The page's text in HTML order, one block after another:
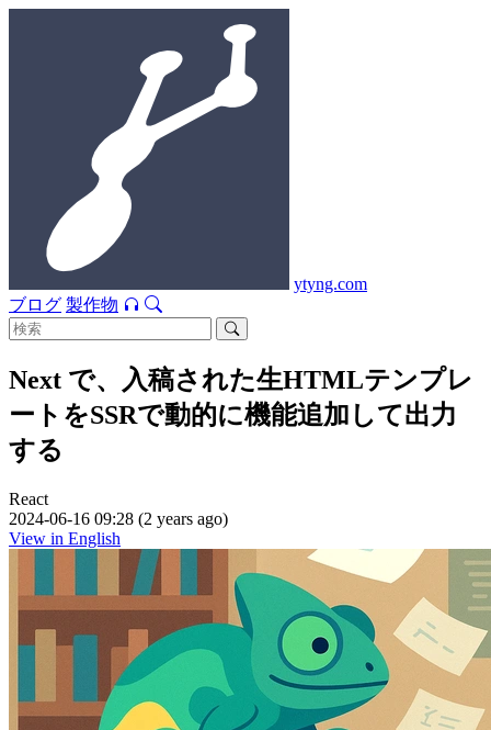
ytyng.com
ブログ 製作物
Next で、入稿された生HTMLテンプレ
ートをSSRで動的に機能追加して出力
する
React
2024-06-16 09:28 (2 years ago)
View in English